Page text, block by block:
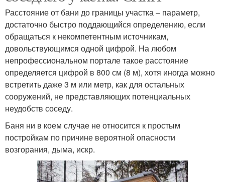
Расстояние от бани до границы участка – параметр,
достаточно быстро поддающийся определению, если
обращаться к некомпетентным источникам,
довольствующимся одной цифрой. На любом
непрофессиональном портале такое расстояние
определяется цифрой в 800 см (8 м), хотя иногда можно
встретить даже 3 м или метр, как для остальных
сооружений, не представляющих потенциальных
неудобств соседу.
Баня ни в коем случае не относится к простым
постройкам по причине вероятной опасности
возгорания, дыма, искр.